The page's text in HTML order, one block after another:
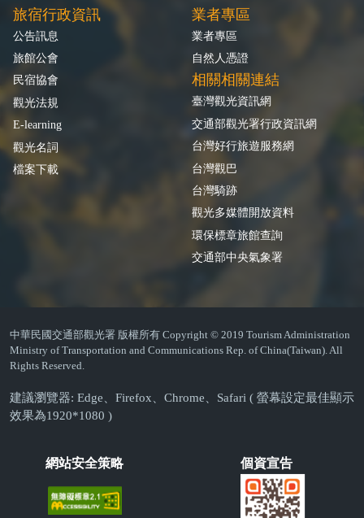
旅宿行政資訊
公告訊息
旅館公會
民宿協會
觀光法規
E-learning
觀光名詞
檔案下載
業者專區
業者專區
自然人憑證
相關相關連結
臺灣觀光資訊網
交通部觀光署行政資訊網
台灣好行旅遊服務網
台灣觀巴
台灣騎跡
觀光多媒體開放資料
環保標章旅館查詢
交通部中央氣象署
中華民國交通部觀光署 版權所有 Copyright © 2019 Tourism Administration
Ministry of Transportation and Communications Rep. of China(Taiwan). All
Rights Reserved.
建議瀏覽器: Edge、Firefox、Chrome、Safari ( 螢幕設定最佳顯示
效果為1920*1080 )
網站安全策略 個資宣告